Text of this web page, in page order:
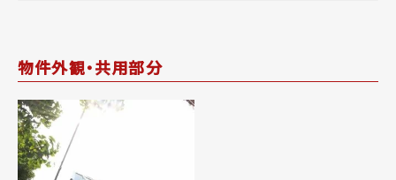
物件外観・共用部分